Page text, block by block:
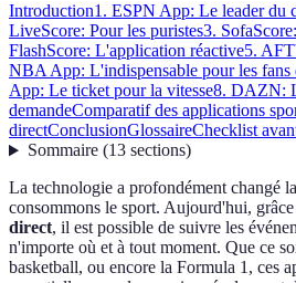
Introduction1. ESPN App: Le leader du
LiveScore: Pour les puristes3.
FlashScore: L'application réactive5.
NBA App: L'indispensable pour les fans
App: Le ticket pour la vitesse8. DAZN:
demandeComparatif des applications
directConclusionGlossaireChecklist
Sommaire(13 sections)
La technologie a profondément changé
consommons le sport. Aujourd'hui,
direct, il est possible de suivre les
n'importe où et à tout moment. Que ce
basketball, ou encore la Formula 1, ces